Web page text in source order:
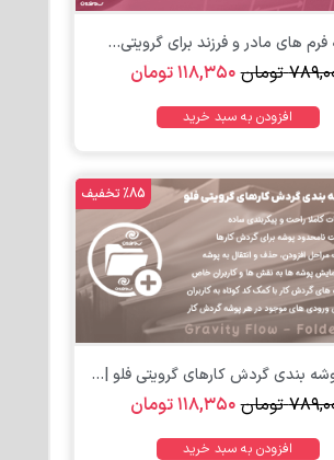
فرم های مادر و فرزند برای گرویتی...
تومان۱۱۸,۳۵۰تومان
افزودن به سبد خرید
تومان
%85 تخفیف
بندی گردش کارهای گرویتی فلو |...
تومان۱۱۸,۳۵۰تومان
افزودن به سبد خرید